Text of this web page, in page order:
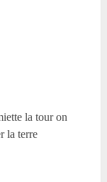
la tour on
la terre